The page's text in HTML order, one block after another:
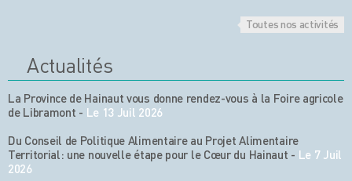
Toutes nos activités
Actualités
La Province de Hainaut vous donne rendez-vous à la Foire agricole
de Libramont - Le 13 Juil 2026
Du Conseil de Politique Alimentaire au Projet Alimentaire
Territorial: une nouvelle étape pour le Cœur du Hainaut - Le 7 Juil
2026